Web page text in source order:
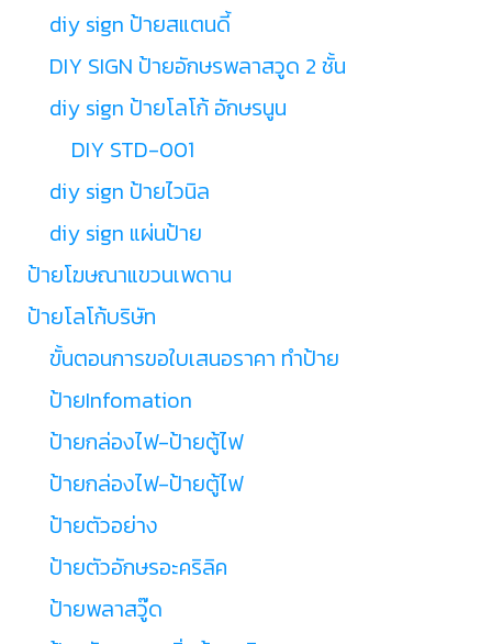
diy sign ป้ายสแตนดี้
DIY SIGN ป้ายอักษรพลาสวูด 2 ชั้น
diy sign ป้ายโลโก้ อักษรนูน
DIY STD-001
diy sign ป้ายไวนิล
diy sign แผ่นป้าย
ป้ายโฆษณาแขวนเพดาน
ป้ายโลโก้บริษัท
ขั้นตอนการขอใบเสนอราคา ทำป้าย
ป้ายInfomation
ป้ายกล่องไฟ-ป้ายตู้ไฟ
ป้ายกล่องไฟ-ป้ายตู้ไฟ
ป้ายตัวอย่าง
ป้ายตัวอักษรอะคริลิค
ป้ายพลาสวู๊ด